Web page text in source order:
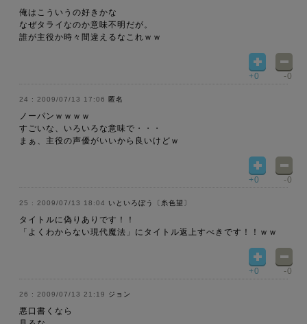
俺はこういうの好きかな
なぜタライなのか意味不明だが。
誰が主役か時々間違えるなこれｗｗ
+0 -0
2009/07/13 17:06 匿名
ノーパンｗｗｗｗ
すごいな、いろいろな意味で・・・
まぁ、主役の声優がいいから良いけどｗ
+0 -0
2009/07/13 18:04 いといろぼう〔糸色望〕
タイトルに偽りありです！！
「よくわからない現代魔法」にタイトル返上すべきです！！ｗｗ
+0 -0
2009/07/13 21:19 ジョン
悪口書くなら